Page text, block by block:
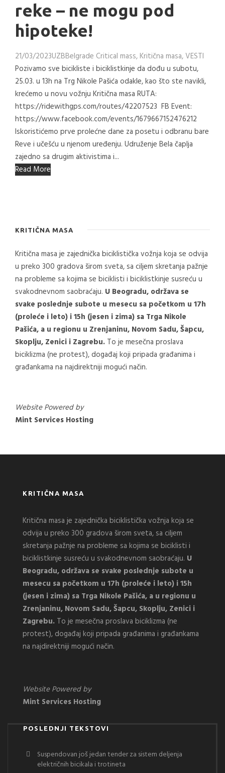
reke – ne mogu pod
hipoteke!
21/03/2023UZBBelgrade Critical mass, Kritična masa,VESTI
Pozivamo sve bicikliste i biciklistkinje da dođu u subotu,
25.03. u 13h na Trg Nikole Pašića odakle, kao što ste navikli,
krećemo u novu vožnju Kritična masa RUTA:
https://ridewithgps.com/routes/42207523 FB Event:
https://www.facebook.com/events/1679667152476212
Iskoristićemo prve prolećne dane za posetu i odbranu bare
Reve i učešću u njenom uređenju. Udruženje Bela čaplja
zajedno sa drugim aktivistima i...
Read More
KRITIČNA MASA
Kritična masa je zajednička biciklistička vožnja koja se odvija
u preko 300 gradova širom sveta, sa ciljem skretanja pažnje
na probleme sa kojima se biciklisti i biciklistkinje susreću u
svakodnevnom saobraćaju. U Beogradu, održava se
svake poslednje subote u mesecu sa početkom u 17h
(proleće i leto) i 15h (jesen i zima) sa Trga Nikole
Pašića, a u regionu u Zrenjaninu, Novom Sadu, Šapcu,
Skoplju, Zenici i Zagrebu. To je mesečna proslava
biciklizma (ne protest), događaj koji pripada građanima i
građankama na najdirektniji mogući način.
Website Powered by
Mint Services Hosting
KRITIČNA MASA
Kritična masa je zajednička biciklistička vožnja koja se
odvija u preko 300 gradova širom sveta, sa ciljem
skretanja pažnje na probleme sa kojima se biciklisti i
biciklistkinje susreću u svakodnevnom saobraćaju. U
Beogradu, održava se svake poslednje subote u
mesecu sa početkom u 17h (proleće i leto) i 15h
(jesen i zima) sa Trga Nikole Pašića, a u regionu u
Zrenjaninu, Novom Sadu, Šapcu, Skoplju, Zenici i
Zagrebu. To je mesečna proslava biciklizma (ne
protest), događaj koji pripada građanima i građankama
na najdirektniji mogući način.
Website Powered by
Mint Services Hosting
POSLEDNJI TEKSTOVI
Suspendovan još jedan tender za sistem deljenja
električnih bicikala i trotineta